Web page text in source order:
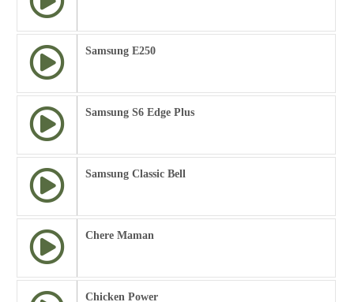
Samsung E250
Samsung S6 Edge Plus
Samsung Classic Bell
Chere Maman
Chicken Power